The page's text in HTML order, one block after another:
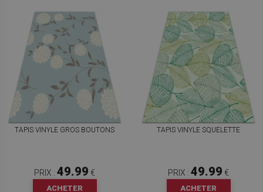
TAPIS VINYLE GROS BOUTONS
PRIX : 49.99 €
ACHETER
TAPIS VINYLE SQUELETTE
PRIX : 49.99 €
ACHETER